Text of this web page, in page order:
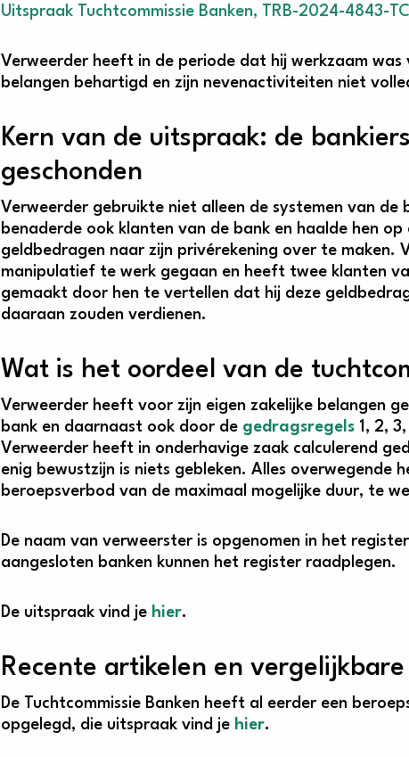
Uitspraak Tuchtcommissie Banken, TRB-2024-4843-
Verweerder heeft in de periode dat hij werkzaam was
belangen behartigd en zijn nevenactiviteiten niet
Kern van de uitspraak: de
geschonden
Verweerder gebruikte niet alleen de systemen van
benaderde ook klanten van de bank en haalde hen
geldbedragen naar zijn privérekening over te maken.
manipulatief te werk gegaan en heeft twee klanten
gemaakt door hen te vertellen dat hij deze
daaraan zouden verdienen.
Wat is het oordeel van de
Verweerder heeft voor zijn eigen zakelijke belangen
bank en daarnaast ook door de gedragsregels 1, 2,
Verweerder heeft in onderhavige zaak calculerend
enig bewustzijn is niets gebleken. Alles overwegende
beroepsverbod van de maximaal mogelijke duur, te
De naam van verweerster is opgenomen in het
aangesloten banken kunnen het register raadplegen.
De uitspraak vind je hier.
Recente artikelen en
De Tuchtcommissie Banken heeft al eerder een
opgelegd, die uitspraak vind je hier.